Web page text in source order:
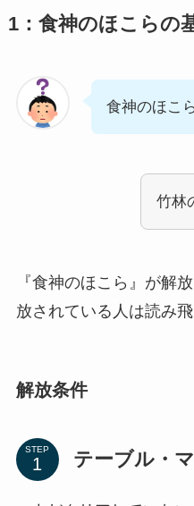
1：食神のほこらの
食神のほこ
竹林
『食神のほこら』が解
放されている人は読み
解放条件
STEP テーブル・